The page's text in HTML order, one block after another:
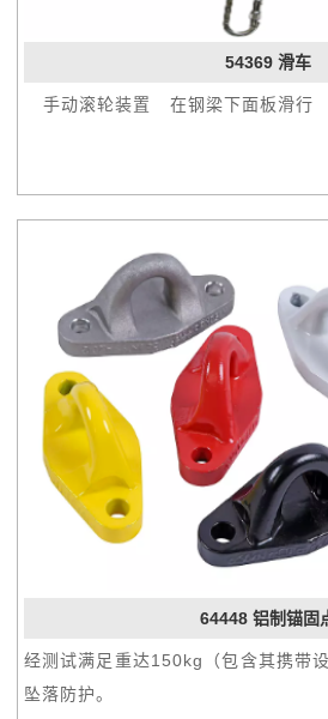
54369 滑车
 手动滚轮装置 在钢梁下面板滑行
64448 铝制锚固
经测试满足重达150kg（包含其携带
坠落防护。